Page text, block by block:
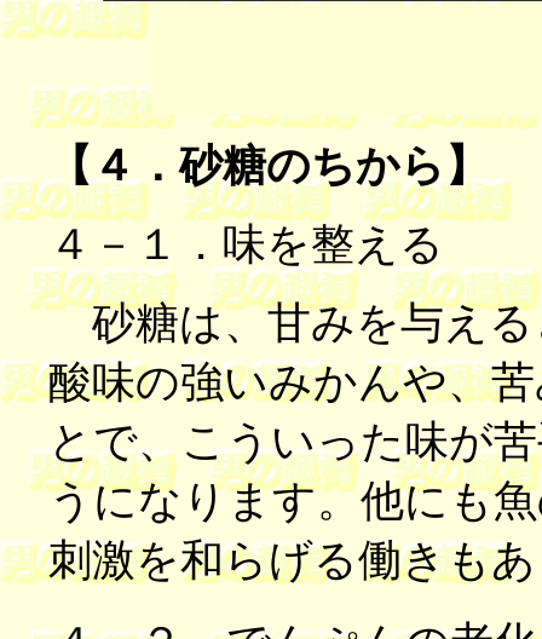
【４．砂糖のちから】
４－１．味を整える
砂糖は、甘みを与える
酸味の強いみかんや、
とで、こういった味が
うになります。他にも
刺激を和らげる働きも